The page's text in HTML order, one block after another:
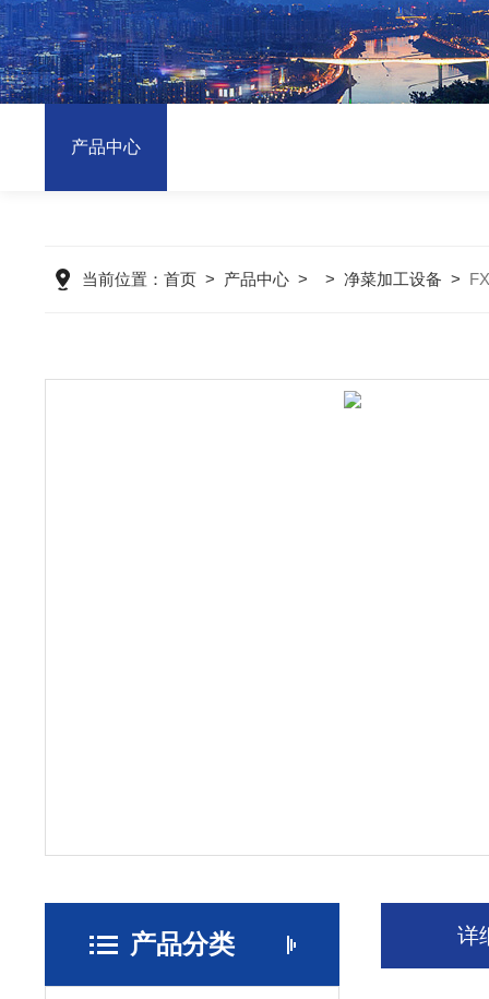
产品中心
当前位置： 首页> 产品中心> > 净菜加工设备 >
产品分类 详